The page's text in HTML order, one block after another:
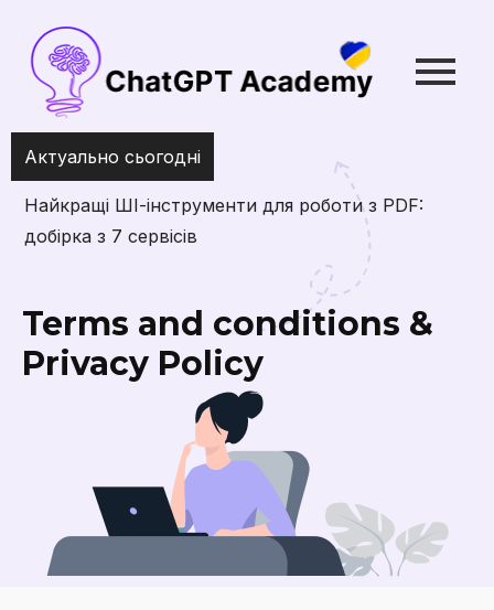
Актуально сьогодні
Найкращі ШІ-інструменти для роботи з PDF:
добірка з 7 сервісів
Terms and conditions &
Privacy Policy